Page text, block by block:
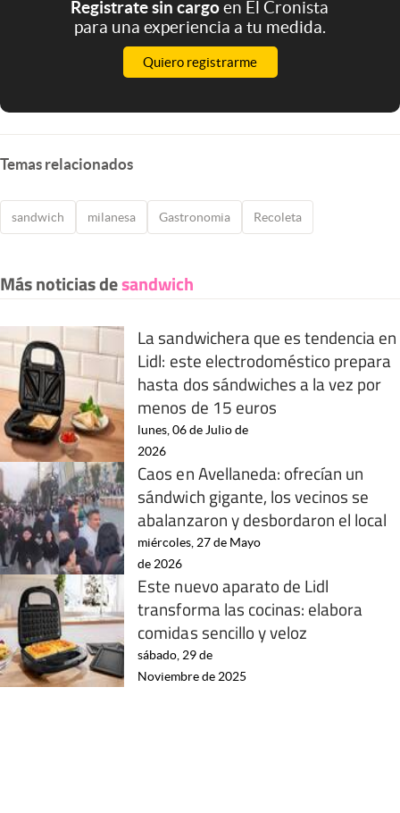
Registrate sin cargoen El Cronista
para una experiencia a tu medida.
Quiero registrarme
Temas relacionados
sandwich milanesa Gastronomia Recoleta
Más noticias desandwich
La sandwichera que es tendencia en
Lidl: este electrodoméstico prepara
hasta dos sándwiches a la vez por
menos de 15 euros
lunes, 06 de Julio de
2026
Caos en Avellaneda: ofrecían un
sándwich gigante, los vecinos se
abalanzaron y desbordaron el local
miércoles, 27 de Mayo
de 2026
Este nuevo aparato de Lidl
transforma las cocinas: elabora
comidas sencillo y veloz
sábado, 29 de
Noviembre de 2025